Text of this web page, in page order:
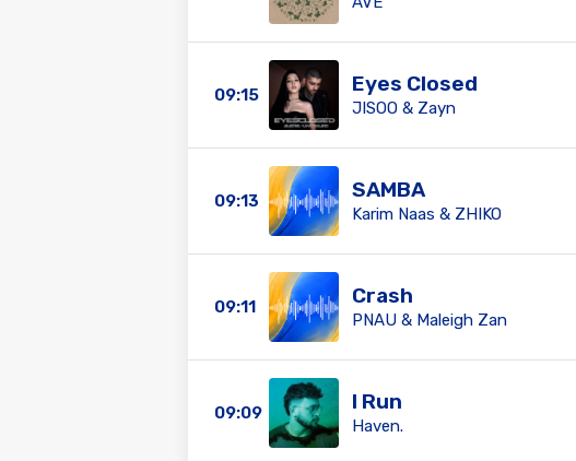
09:15 Eyes Closed
JISOO & Zayn
09:13 SAMBA
Karim Naas & ZHIKO
09:11 Crash
PNAU & Maleigh Zan
09:09 I Run
Haven.